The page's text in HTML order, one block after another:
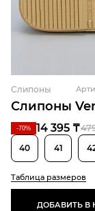
Слипоны
Слипоны
14 395 ₸
-70%
40 41
Таблица размеров
ДОБАВИТЬ В